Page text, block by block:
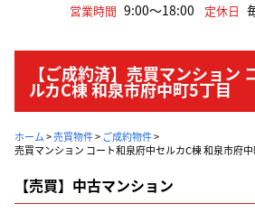
営業時間 9:00～18:00 定休日
【ご成約済】売買マンション
ルカC棟 和泉市府中町5丁目
ホーム>売買物件>ご成約物件>
売買マンション コート和泉府中セルカC棟 和泉市府
【売買】中古マンション